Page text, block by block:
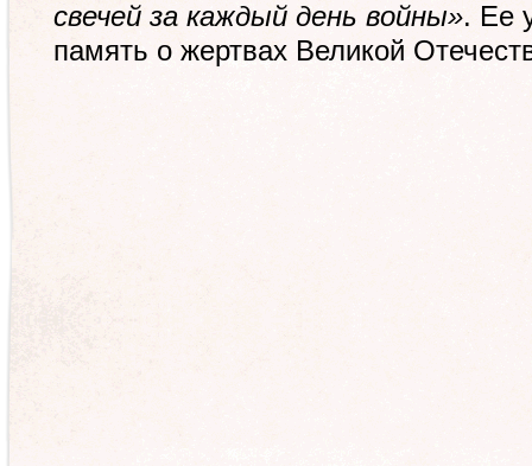
свечей за каждый день войны». Ее
память о жертвах Великой